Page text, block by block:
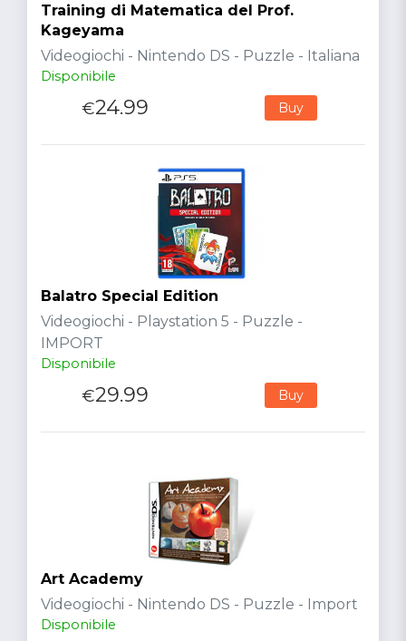
Training di Matematica del Prof.
Kageyama
Videogiochi - Nintendo DS - Puzzle - Italiana
Disponibile
€24.99 Buy
Balatro Special Edition
Videogiochi - Playstation 5 - Puzzle -
IMPORT
Disponibile
€29.99 Buy
Art Academy
Videogiochi - Nintendo DS - Puzzle - Import
Disponibile